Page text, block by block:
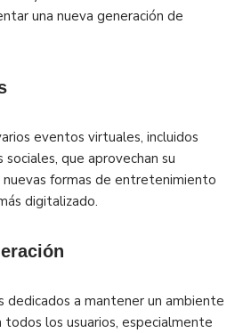
una nueva generación de
eventos virtuales, incluidos
que aprovechan su
formas de entretenimiento
digitalizado.
dedicados a mantener un ambiente
los usuarios, especialmente